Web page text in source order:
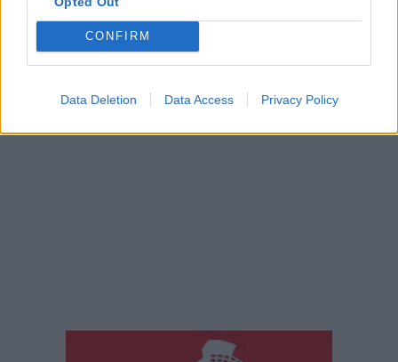
CONFIRM
Data Deletion Data Access Privacy Policy